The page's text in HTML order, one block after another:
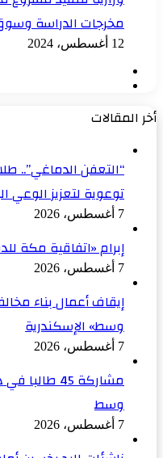
مخرجات الدراسة
12 أغسطس، 2024
أخر المقالات
“التعفن الدماغي”..
توعوية لتعزيز الوعي
7 أغسطس، 2026
إبرام «اتفاقية مكة للدفاع
7 أغسطس، 2026
إيقاف أعمال بناء
وسط» الإسكندرية
7 أغسطس، 2026
مشاركة 45
وسط
7 أغسطس، 2026